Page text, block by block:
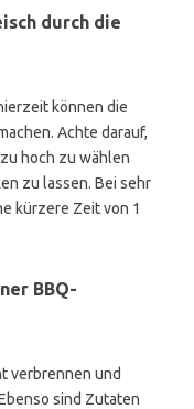
durch die
können die
Achte darauf,
hoch zu wählen
zu lassen. Bei sehr
kürzere Zeit von 1
BBQ-
verbrennen und
sind Zutaten